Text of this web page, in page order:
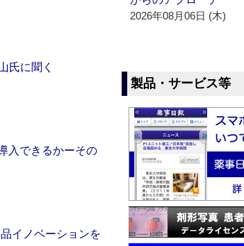
氏に聞く
入できるかーその
イノベーションを
2026年08月06日 (木)
製品・サービス等